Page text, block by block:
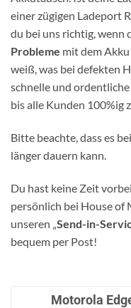
einer zügigen Ladeport
du bei uns richtig, wenn
Probleme mit dem
weiß, was bei defekten
schnelle und
bis alle Kunden 100%ig
Bitte beachte, dass es
länger dauern kann.
Du hast keine Zeit
persönlich bei House of
unseren „ Send-in-
bequem per Post!
Motorola